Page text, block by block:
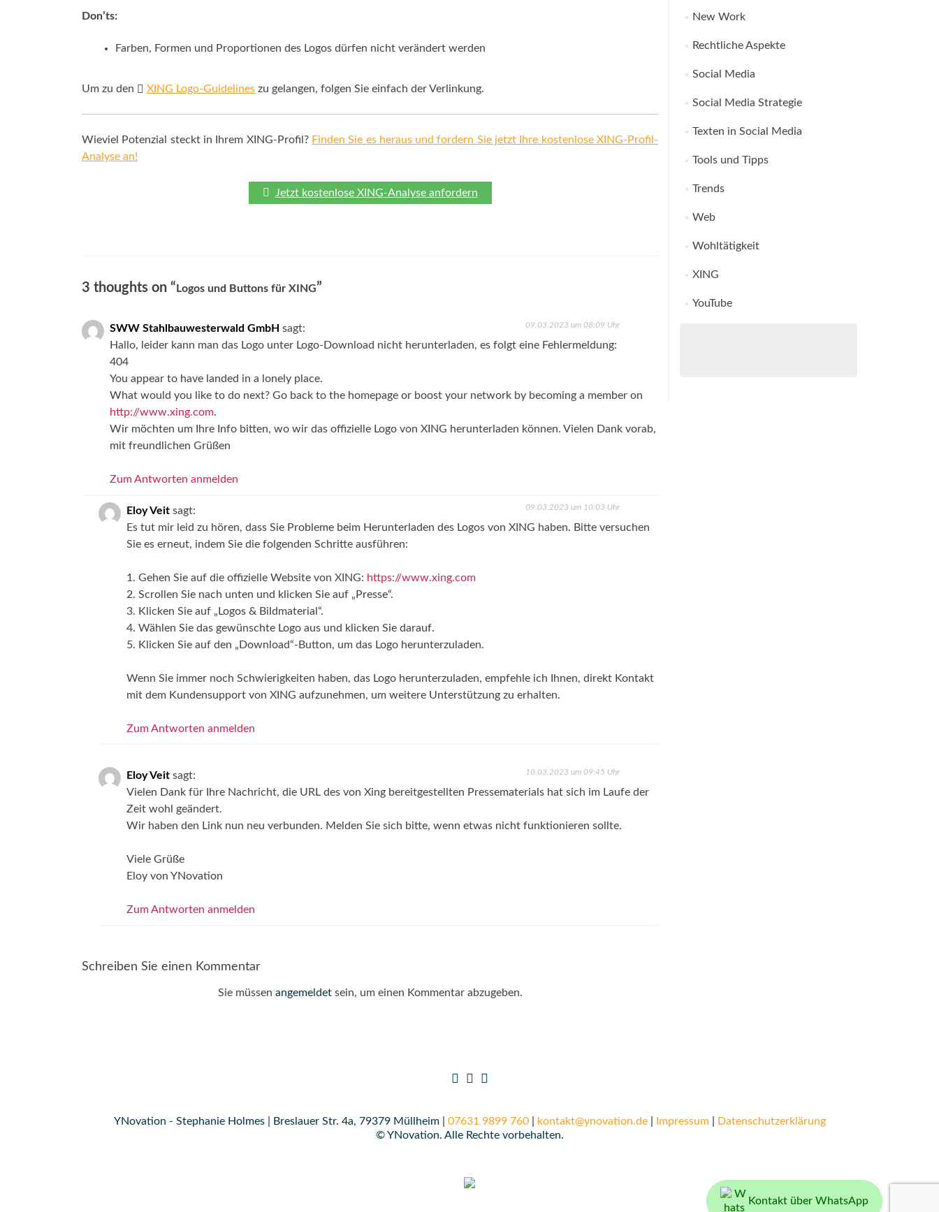
Don’ts:
Farben, Formen und Proportionen des Logos dürfen nicht verändert werden
Um zu den XING Logo-Guidelines zu gelangen, folgen Sie einfach der Verlinkung.
Wieviel Potenzial steckt in Ihrem XING-Profil? Finden Sie es heraus und fordern Sie jetzt Ihre kostenlose XING-Profil-
Analyse an!
Jetzt kostenlose XING-Analyse anfordern
3 thoughts on “ Logos und Buttons für XING”
SWW Stahlbauwesterwald GmbH sagt: 09.03.2023 um 08:09 Uhr
Hallo, leider kann man das Logo unter Logo-Download nicht herunterladen, es folgt eine Fehlermeldung:
404
You appear to have landed in a lonely place.
What would you like to do next? Go back to the homepage or boost your network by becoming a member on
http://www.xing.com.
Wir möchten um Ihre Info bitten, wo wir das offizielle Logo von XING herunterladen können. Vielen Dank vorab,
mit freundlichen Grüßen
Zum Antworten anmelden
Eloy Veit sagt: 09.03.2023 um 10:03 Uhr
Es tut mir leid zu hören, dass Sie Probleme beim Herunterladen des Logos von XING haben. Bitte versuchen
Sie es erneut, indem Sie die folgenden Schritte ausführen:
1. Gehen Sie auf die offizielle Website von XING: https://www.xing.com
2. Scrollen Sie nach unten und klicken Sie auf „Presse“.
3. Klicken Sie auf „Logos & Bildmaterial“.
4. Wählen Sie das gewünschte Logo aus und klicken Sie darauf.
5. Klicken Sie auf den „Download“-Button, um das Logo herunterzuladen.
Wenn Sie immer noch Schwierigkeiten haben, das Logo herunterzuladen, empfehle ich Ihnen, direkt Kontakt
mit dem Kundensupport von XING aufzunehmen, um weitere Unterstützung zu erhalten.
Zum Antworten anmelden
Eloy Veit sagt: 10.03.2023 um 09:45 Uhr
Vielen Dank für Ihre Nachricht, die URL des von Xing bereitgestellten Pressematerials hat sich im Laufe der
Zeit wohl geändert.
Wir haben den Link nun neu verbunden. Melden Sie sich bitte, wenn etwas nicht funktionieren sollte.
Viele Grüße
Eloy von YNovation
Zum Antworten anmelden
Schreiben Sie einen Kommentar
Sie müssen angemeldetsein, um einen Kommentar abzugeben.
New Work
Rechtliche Aspekte
Social Media
Social Media Strategie
Texten in Social Media
Tools und Tipps
Trends
Web
Wohltätigkeit
XING
YouTube
YNovation - Stephanie Holmes | Breslauer Str. 4a, 79379 Müllheim | 07631 9899 760| kontakt@ynovation.de| Impressum|
Datenschutzerklärung
© YNovation. Alle Rechte vorbehalten.
Kontakt über WhatsApp